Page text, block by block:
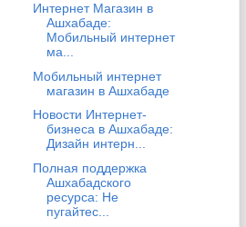
Интернет Магазин в
Ашхабаде:
Мобильный интернет
ма...
Мобильный интернет
магазин в Ашхабаде
Новости Интернет-
бизнеса в Ашхабаде:
Дизайн интерн...
Полная поддержка
Ашхабадского
ресурса: Не
пугайтес...